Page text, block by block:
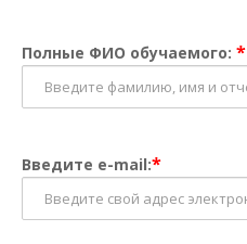
Полные ФИО обучаемого: *
Введите e-mail:*